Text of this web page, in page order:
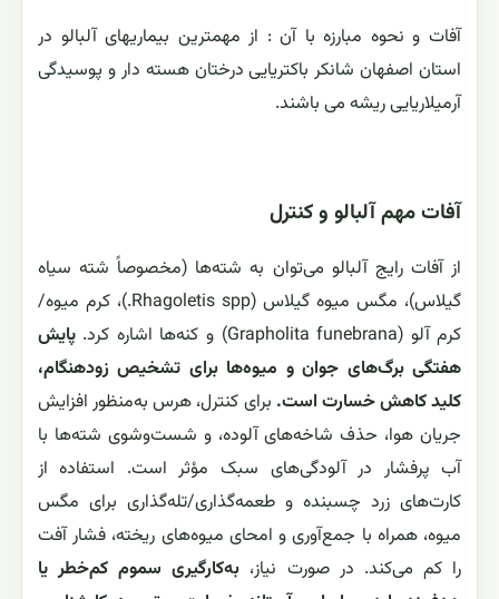
آفات و نحوه مبارزه با آن : از مهمترین بیماریهای آلبالو در
استان اصفهان شانکر باکتریایی درختان هسته دار و پوسیدگی
آرمیلاریایی ریشه می باشند.
آفات مهم آلبالو و کنترل
از آفات رایج آلبالو می‌توان به شته‌ها (مخصوصاً شته سیاه
گیلاس)، مگس میوه گیلاس (Rhagoletis spp.)، کرم میوه/
کرم آلو (Grapholita funebrana) و کنه‌ها اشاره کرد.
پایش
هفتگی برگ‌های جوان و میوه‌ها برای تشخیص زودهنگام،
کلید کاهش خسارت است. برای کنترل، هرس به‌منظور افزایش
جریان هوا، حذف شاخه‌های آلوده، و شست‌وشوی شته‌ها با
آب پرفشار در آلودگی‌های سبک مؤثر است. استفاده از
کارت‌های زرد چسبنده و طعمه‌گذاری/تله‌گذاری برای مگس
میوه، همراه با جمع‌آوری و امحای میوه‌های ریخته، فشار آفت
را کم می‌کند. در صورت نیاز، به‌کارگیری سموم کم‌خطر یا